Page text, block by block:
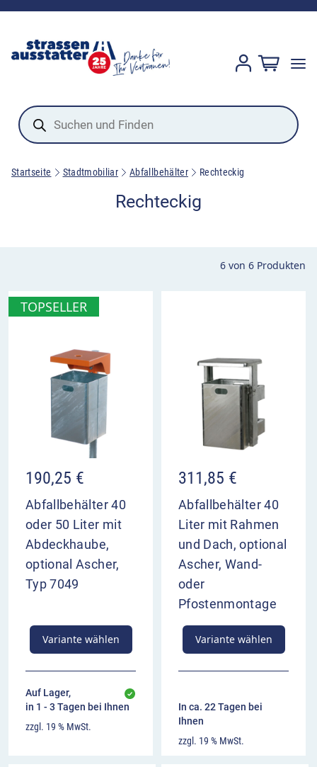
Products
search
Startseite Stadtmobiliar Abfallbehälter Rechteckig
Rechteckig
6 von 6 Produkten
TOPSELLER
190,25 €
Abfallbehälter 40
oder 50 Liter mit
Abdeckhaube,
optional Ascher,
Typ 7049
Variante wählen
Auf Lager,
in 1 - 3 Tagen bei Ihnen
zzgl. 19 % MwSt.
311,85 €
Abfallbehälter 40
Liter mit Rahmen
und Dach, optional
Ascher, Wand-
oder
Pfostenmontage
Variante wählen
In ca. 22 Tagen bei
Ihnen
zzgl. 19 % MwSt.